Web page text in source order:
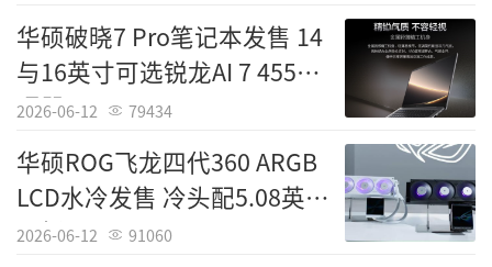
华硕破晓7 Pro笔记本发售 14
与16英寸可选锐龙AI 7 455处
理器
2026-06-12 79434
华硕ROG飞龙四代360 ARGB
LCD水冷发售 冷头配5.08英寸
面板
2026-06-12 91060